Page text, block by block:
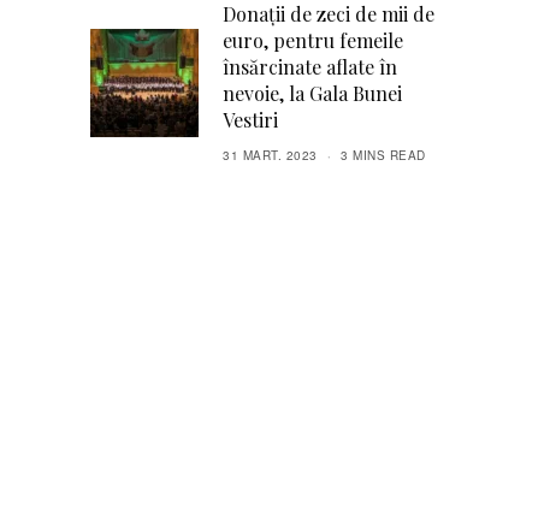
Donații de zeci de mii de
euro, pentru femeile
însărcinate aflate în
nevoie, la Gala Bunei
Vestiri
31 MART. 2023 3 MINS READ